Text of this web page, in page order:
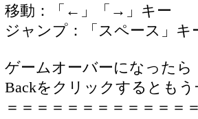
移動：「←」「→」キー
ジャンプ：「スペース」キ
ゲームオーバーになったら
Backをクリックするとも
＝＝＝＝＝＝＝＝＝＝＝＝